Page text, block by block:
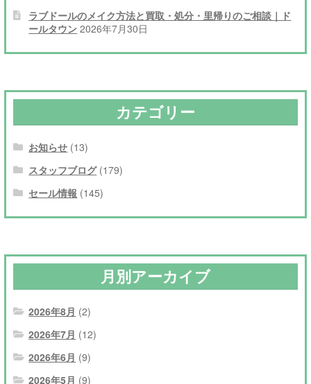
ラブドールのメイク方法と買取・処分・里帰りのご相談｜ド
ールタウン 2026年7月30日
カテゴリー
お知らせ (13)
スタッフブログ(179)
セール情報 (145)
月別アーカイブ
2026年8月 (2)
2026年7月 (12)
2026年6月 (9)
2026年5月 (9)